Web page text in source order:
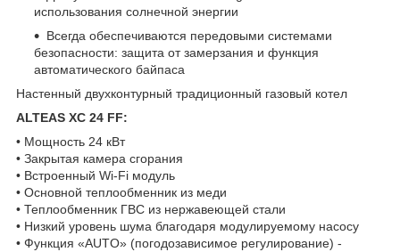
использования солнечной энергии
Всегда обеспечиваются передовыми системами
безопасности: защита от замерзания и функция
автоматического байпаса
Настенный двухконтурный традиционный газовый котел
ALTEAS XC 24 FF:
• Мощность 24 кВт
• Закрытая камера сгорания
• Встроенный Wi-Fi модуль
• Основной теплообменник из меди
• Теплообменник ГВС из нержавеющей стали
• Низкий уровень шума благодаря модулируемому насосу
• Функция «AUTO» (погодозависимое регулирование) -